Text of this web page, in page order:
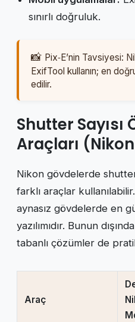
sınırlı doğruluk.
Pix‑E’nin Tavsiyesi:
ExifTool kullanın; en
edilir.
Shutter Sayısı
Araçları
Nikon gövdelerde shutter
farklı araçlar
aynasız gövdelerde en
yazılımıdır. Bunun
tabanlı çözümler de
Araç